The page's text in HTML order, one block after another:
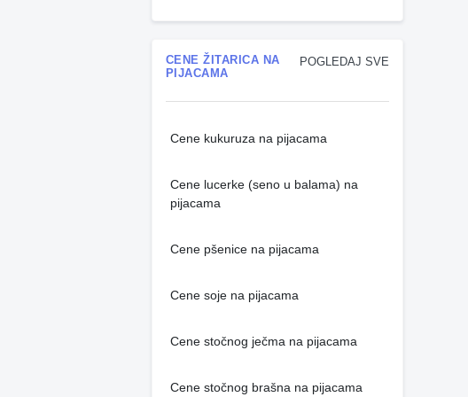
POGLEDAJ SVE
CENE ŽITARICA NA
PIJACAMA
Cene kukuruza na pijacama
Cene lucerke (seno u balama) na
pijacama
Cene pšenice na pijacama
Cene soje na pijacama
Cene stočnog ječma na pijacama
Cene stočnog brašna na pijacama